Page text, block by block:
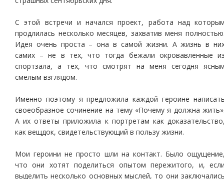
С этой встречи и начался проект, работа над
продлилась несколько месяцев, захватив меня
Идея очень проста – она в самой жизни. А жизнь в
самих – не в тех, что тогда бежали окровавленные
спортзала, а тех, что смотрят на меня сегодня
смелым взглядом.
Именно поэтому я предложила каждой героине
своеобразное сочинение на тему «Почему я должна
А их ответы приложила к портретам как
как вещдок, свидетельствующий в пользу жизни.
Мои героини не просто шли на контакт. Было
что они хотят поделиться опытом пережитого, и,
выделить несколько основных мыслей, то они